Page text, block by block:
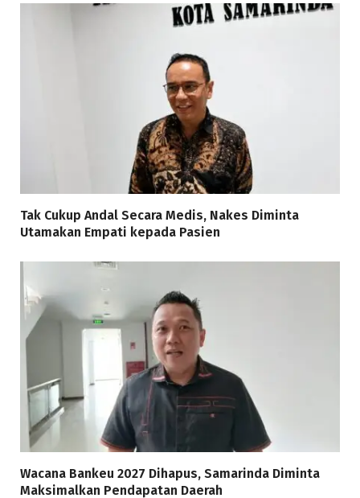
Tak Cukup Andal Secara Medis, Nakes Diminta
Utamakan Empati kepada Pasien
Wacana Bankeu 2027 Dihapus, Samarinda Diminta
Maksimalkan Pendapatan Daerah